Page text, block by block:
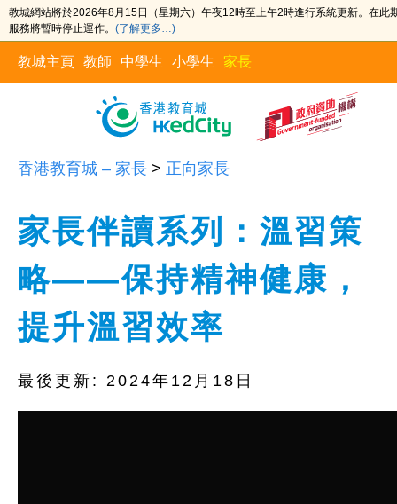
教城網站將於2026年8月15日（星期六）午夜12時至上午2時進行系統更新。在此
服務將暫時停止運作。 (了解更多…)
教城主頁 教師 中學生 小學生 家長
香港教育城 – 家長 > 正向家長
家長伴讀系列：溫習策
略——保持精神健康，
提升溫習效率
最後更新: 2024年12月18日